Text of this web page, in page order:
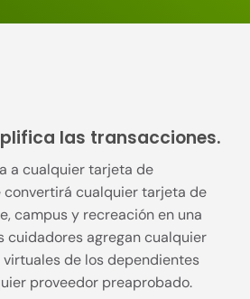
las transacciones.
a cualquier tarjeta de
convertirá cualquier tarjeta de
campus y recreación en una
cuidadores agregan cualquier
de los dependientes
proveedor preaprobado.